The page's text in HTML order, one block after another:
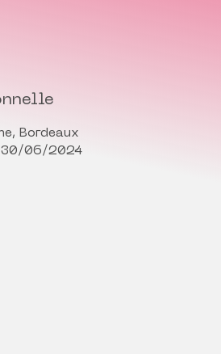
Bordeaux
30/06/2024